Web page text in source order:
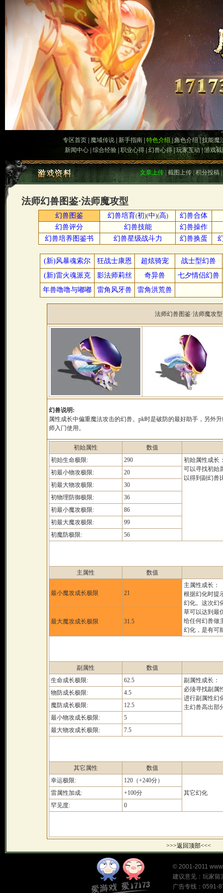
专区首页| 魔域传说| 新手指南| 特色介绍|角色介绍|技能魔
新闻中心 综合经验 |职业心得| 幻兽心得|玩家互动|游戏
文章上传| 截图上传|积分投稿
法师幻兽图鉴·法师魔攻型
幻兽图鉴 幻兽培育(初)(中)(高)
幻兽合体
幻兽评分
幻兽技能
幻兽操作
幻兽培养图鉴书
幻兽星级战斗力 幻兽换蛋
(新)风暴魂索尔 狂战士康恩 超炫骑宠
战士型幻兽
(新)雷火魂派克
影法师莉丝 奇异兽
七夕情侣幻兽
年兽噜噜与嘟嘟
雷角风牙兽 雷角洪荒兽
法师幻兽图鉴·法师魔攻型
幻兽说明:
属性成长中偏重魔法攻击的幻兽。pk时是破防的最好助手，另外
师入门使用。
初始属性
数值
初始生命极限:
290
初始属性成长
可以寻找初始
以得到副幻兽
初最小物攻极限:
20
初最大物攻极限:
30
初物理防御极限:
36
初最小魔攻极限:
86
初最大魔攻极限:
99
初魔防极限:
56
主属性 数值
最小魔攻成长极限 21
主属性成长：
根据幻化时提
幻化。这次幻
草可以达到最
给任何幻兽做
幻化，是有可
最大魔攻成长极限 31.5
副属性
数值
生命成长极限:
62.5
副属性成长：
必须寻找副属
进行副属性幻
主幻兽高出部
物防成长极限:
4.5
魔防成长极限:
12.5
最小物攻成长极限:
5
最大物攻成长极限:
7.5
其它属性
数值
幸运极限:
120（+240分）
其它幻化
雷属性加成:
+100分
罕见度:
0
>>>返回顶部<<<
© 2001-2011
建议意见： 玩家留
广告专线：